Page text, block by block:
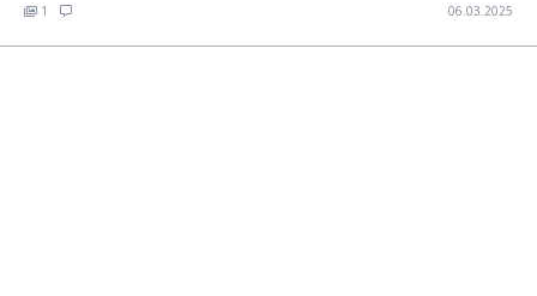
1 06.03.2025